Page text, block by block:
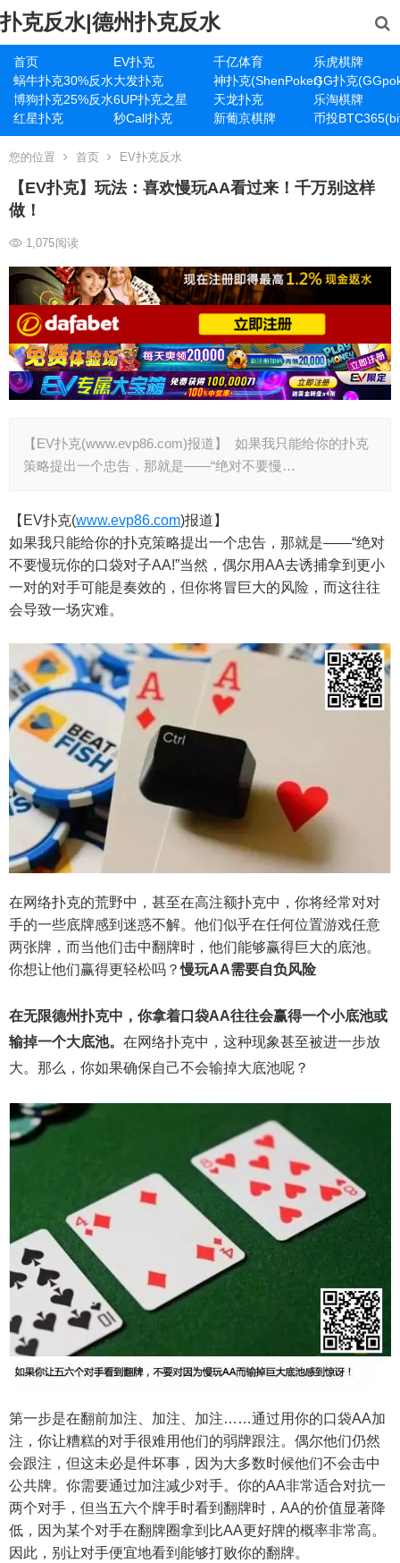
扑克反水|德州扑克反水
首页 EV扑克 千亿体育
乐虎棋牌
蜗牛扑克30%反水大发扑克 神扑克(ShenPoker)GG扑克
博狗扑克25%反水6UP扑克之星 天龙扑克
乐淘棋牌
红星扑克
秒Call扑克 新葡京棋牌 币投
您的位置 首页 EV扑克反水
【EV扑克】玩法：喜欢慢玩AA看过来！千万别这样
做！
1,075阅读
【EV扑克(www.evp86.com)报道】 如果我只能给你的扑克
策略提出一个忠告，那就是——“绝对不要慢…
【EV扑克(www.evp86.com)报道】
如果我只能给你的扑克策略提出一个忠告，那就是——“绝对
不要慢玩你的口袋对子AA!”当然，偶尔用AA去诱捕拿到更小
一对的对手可能是奏效的，但你将冒巨大的风险，而这往往
会导致一场灾难。
在网络扑克的荒野中，甚至在高注额扑克中，你将经常对对
手的一些底牌感到迷惑不解。他们似乎在任何位置游戏任意
两张牌，而当他们击中翻牌时，他们能够赢得巨大的底池。
你想让他们赢得更轻松吗？慢玩AA需要自负风险
在无限德州扑克中，你拿着口袋AA往往会赢得一个小底池或
输掉一个大底池。 在网络扑克中，这种现象甚至被进一步放
大。那么，你如果确保自己不会输掉大底池呢？
第一步是在翻前加注、加注、加注……通过用你的口袋AA加
注，你让糟糕的对手很难用他们的弱牌跟注。偶尔他们仍然
会跟注，但这未必是件坏事，因为大多数时候他们不会击中
公共牌。你需要通过加注减少对手。你的AA非常适合对抗一
两个对手，但当五六个牌手时看到翻牌时，AA的价值显著降
低，因为某个对手在翻牌圈拿到比AA更好牌的概率非常高。
因此，别让对手便宜地看到能够打败你的翻牌。